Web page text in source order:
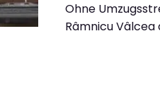
Ohne
Râmnicu